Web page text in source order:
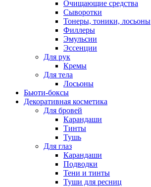
Очищающие средства
Сыворотки
Тонеры, тоники, лосьоны
Филлеры
Эмульсии
Эссенции
Для рук
Кремы
Для тела
Лосьоны
Бьюти-боксы
Декоративная косметика
Для бровей
Карандаши
Тинты
Тушь
Для глаз
Карандаши
Подводки
Тени и тинты
Туши для ресниц